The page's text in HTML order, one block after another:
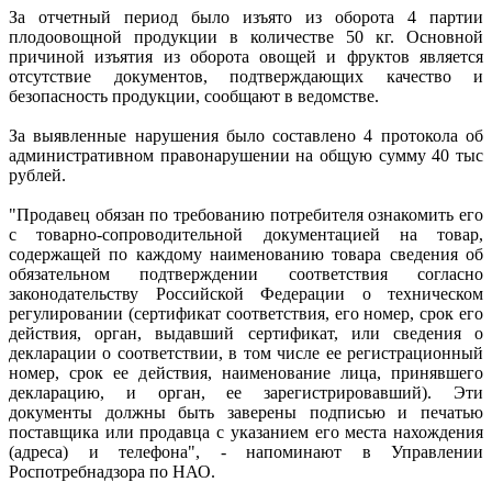
За отчетный период было изъято из оборота 4 партии
плодоовощной продукции в количестве 50 кг. Основной
причиной изъятия из оборота овощей и фруктов является
отсутствие документов, подтверждающих качество и
безопасность продукции, сообщают в ведомстве.
За выявленные нарушения было составлено 4 протокола об
административном правонарушении на общую сумму 40 тыс
рублей.
"Продавец обязан по требованию потребителя ознакомить его
с товарно-сопроводительной документацией на товар,
содержащей по каждому наименованию товара сведения об
обязательном подтверждении соответствия согласно
законодательству Российской Федерации о техническом
регулировании (сертификат соответствия, его номер, срок его
действия, орган, выдавший сертификат, или сведения о
декларации о соответствии, в том числе ее регистрационный
номер, срок ее действия, наименование лица, принявшего
декларацию, и орган, ее зарегистрировавший). Эти
документы должны быть заверены подписью и печатью
поставщика или продавца с указанием его места нахождения
(адреса) и телефона", - напоминают в Управлении
Роспотребнадзора по НАО.